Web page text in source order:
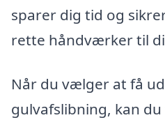
sparer dig tid og
rette håndværker til
Når du vælger at få
gulvafslibning, kan